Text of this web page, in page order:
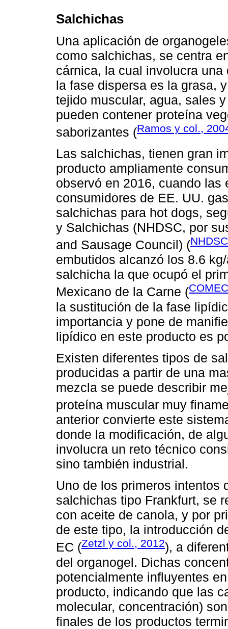
Salchichas
Una aplicación de
como salchichas, se centra
cárnica, la cual involucra
la fase dispersa es la grasa,
tejido muscular, agua, sales
pueden contener proteína
saborizantes (Ramos y col.,
Las salchichas, tienen gran
producto ampliamente
observó en 2016, cuando
consumidores de EE. UU.
salchichas para hot dogs,
y Salchichas (NHDSC, por
and Sausage Council) (
embutidos alcanzó los 8.6
salchicha la que ocupó el
Mexicano de la Carne (
la sustitución de la fase
importancia y pone de
lipídico en este producto es
Existen diferentes tipos de
producidas a partir de una
mezcla se puede describir
proteína muscular muy
anterior convierte este
donde la modificación, de
involucra un reto técnico
sino también industrial.
Uno de los primeros intentos
salchichas tipo Frankfurt, se
con aceite de canola, y por
de este tipo, la introducción
EC (Zetzl y col., 2012), a
del organogel. Dichas
potencialmente influyentes
producto, indicando que las
molecular, concentración)
finales de los productos